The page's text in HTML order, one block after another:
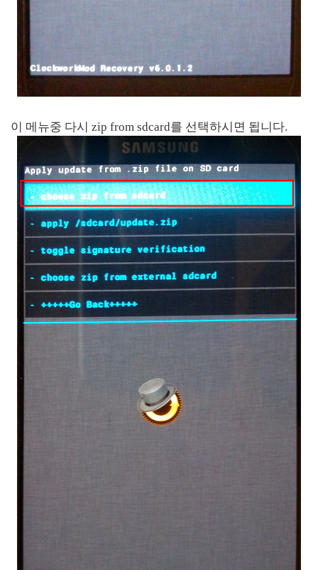
이 메뉴중 다시 zip from sdcard를 선택하시면 됩니다.